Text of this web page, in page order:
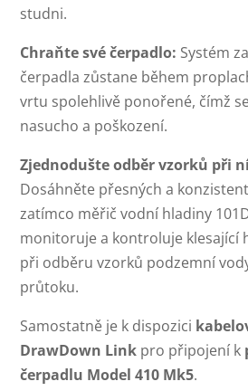
studni.
Chraňte své čerpadlo: Systém
čerpadla zůstane během
vrtu spolehlivě ponořené, čímž
nasucho a poškození.
Zjednodušte odběr vzorků při
Dosáhněte přesných a
zatímco měřič vodní hladiny
monitoruje a kontroluje klesající
při odběru vzorků podzemní
průtoku.
Samostatně je k dispozici
DrawDown Link pro připojení k
čerpadlu Model 410 Mk5.